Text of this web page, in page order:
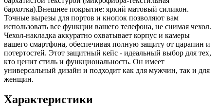
бархотка).Внешнее покрытие: яркий матовый силикон.
Точные вырезы для портов и кнопок позволяют вам
использовать все функции вашего телефона, не снимая чехол.
Чехол-накладка аккуратно охватывает корпус и камеры
вашего смартфона, обеспечивая полную защиту от царапин и
потертостей. Этот защитный кейс - идеальный выбор для тех,
кто ценит стиль и функциональность. Он имеет
универсальный дизайн и подходит как для мужчин, так и для
женщин.
Характеристики